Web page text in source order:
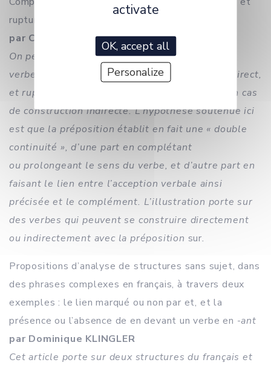
rupture
par Chérine Fathy MAHMOUD ELFAKHARANY
On peut considérer qu’il y a continuité entre le
verbe et son complément lorsque celui-ci est direct,
et rupture entre les deux, par la préposition, en cas
de construction indirecte. L’hypothèse soutenue ici
est que la préposition établit en fait une « double
continuité », d’une part en complétant
ou prolongeant le sens du verbe, et d’autre part en
faisant le lien entre l’acception verbale ainsi
précisée et le complément. L’illustration porte sur
des verbes qui peuvent se construire directement
ou indirectement avec la préposition sur.
Propositions d’analyse de structures sans sujet, dans
des phrases complexes en français, à travers deux
exemples : le lien marqué ou non par et, et la
présence ou l’absence de en devant un verbe en -ant
par Dominique KLINGLER
Cet article porte sur deux structures du français et
activate
OK, accept all
Personalize